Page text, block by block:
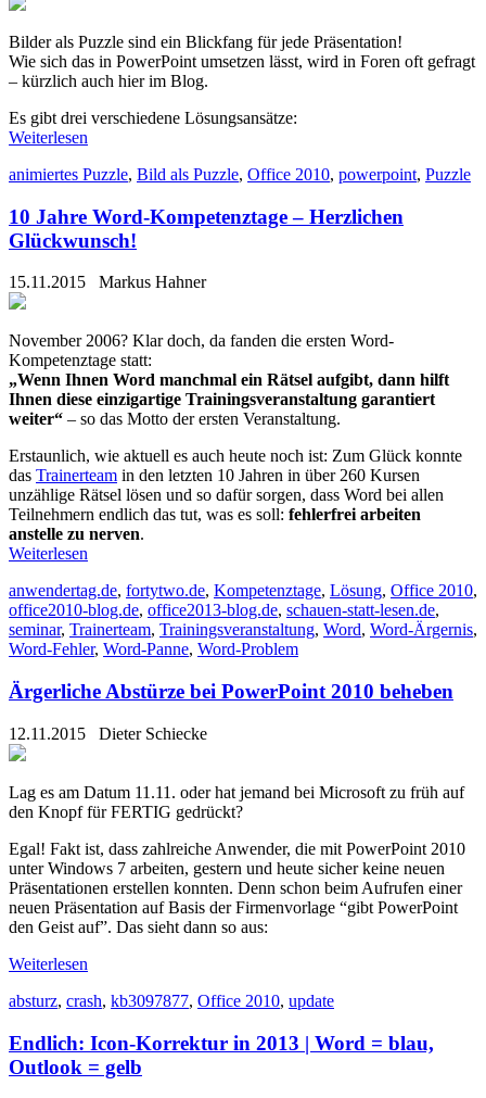
Bilder als Puzzle sind ein Blickfang für jede Präsentation!
Wie sich das in PowerPoint umsetzen lässt, wird in Foren oft gefragt
– kürzlich auch hier im Blog.
Es gibt drei verschiedene Lösungsansätze:
Weiterlesen
animiertes Puzzle, Bild als Puzzle, Office 2010, powerpoint, Puzzle
10 Jahre Word-Kompetenztage – Herzlichen
Glückwunsch!
15.11.2015 Markus Hahner
November 2006? Klar doch, da fanden die ersten Word-
Kompetenztage statt:
„Wenn Ihnen Word manchmal ein Rätsel aufgibt, dann hilft
Ihnen diese einzigartige Trainingsveranstaltung garantiert
weiter“ – so das Motto der ersten Veranstaltung.
Erstaunlich, wie aktuell es auch heute noch ist: Zum Glück konnte
das Trainerteam in den letzten 10 Jahren in über 260 Kursen
unzählige Rätsel lösen und so dafür sorgen, dass Word bei allen
Teilnehmern endlich das tut, was es soll: fehlerfrei arbeiten
anstelle zu nerven.
Weiterlesen
anwendertag.de, fortytwo.de, Kompetenztage, Lösung, Office 2010,
office2010-blog.de, office2013-blog.de, schauen-statt-lesen.de,
seminar, Trainerteam, Trainingsveranstaltung, Word, Word-Ärgernis,
Word-Fehler, Word-Panne, Word-Problem
Ärgerliche Abstürze bei PowerPoint 2010 beheben
12.11.2015 Dieter Schiecke
Lag es am Datum 11.11. oder hat jemand bei Microsoft zu früh auf
den Knopf für FERTIG gedrückt?
Egal! Fakt ist, dass zahlreiche Anwender, die mit PowerPoint 2010
unter Windows 7 arbeiten, gestern und heute sicher keine neuen
Präsentationen erstellen konnten. Denn schon beim Aufrufen einer
neuen Präsentation auf Basis der Firmenvorlage “gibt PowerPoint
den Geist auf”. Das sieht dann so aus:
Weiterlesen
absturz, crash, kb3097877, Office 2010, update
Endlich: Icon-Korrektur in 2013 | Word = blau,
Outlook = gelb